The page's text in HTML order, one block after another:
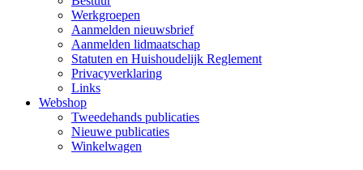
Werkgroepen
Aanmelden nieuwsbrief
Aanmelden lidmaatschap
Statuten en Huishoudelijk Reglement
Privacyverklaring
Links
Webshop
Tweedehands publicaties
Nieuwe publicaties
Winkelwagen